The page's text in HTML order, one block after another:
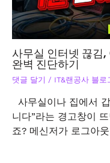
사무실 인터넷 끊김
완벽 진단하기
댓글 달기 / IT&랜공사 블로
사무실이나 집에서
니다”라는 경고창이
죠? 메신저가 로그아